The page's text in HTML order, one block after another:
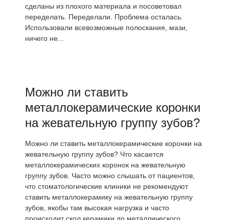
сделаны из плохого материала и посоветовал
переделать. Переделали. Проблема осталась.
Использовали всевозможные полоскания, мази,
ничего не...
Можно ли ставить
металлокерамические коронки
на жевательную группу зубов?
Можно ли ставить металлокерамические коронки на
жевательную группу зубов? Что касается
металлокерамических коронок на жевательную
группу зубов. Часто можно слышать от пациентов,
что стоматологические клиники не рекомендуют
ставить металлокерамику на жевательную группу
зубов, якобы там высокая нагрузка и часто